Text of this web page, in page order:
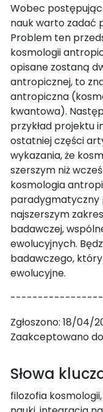
Wobec
nauk warto zadać
Problem ten
kosmologii
opisane zostaną
antropicznej, to
antropiczna
kwantowa).
przykład projektu
ostatniej części
wykazania, że
szerszym niż
kosmologia
paradygmatyczny
najszerszym
badawczej,
ewolucyjnych.
badawczego,
ewolucyjne.
Zgłoszono: 18/04/
Zaakceptowano do
Słowa
filozofia